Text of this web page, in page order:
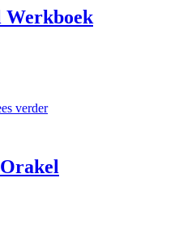
Werkboek
verder